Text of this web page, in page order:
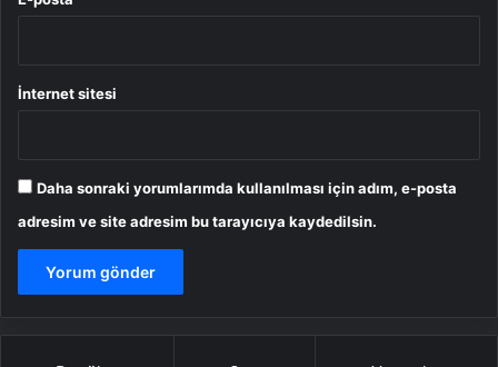
İnternet sitesi
Daha sonraki yorumlarımda kullanılması için adım, e-posta
adresim ve site adresim bu tarayıcıya kaydedilsin.